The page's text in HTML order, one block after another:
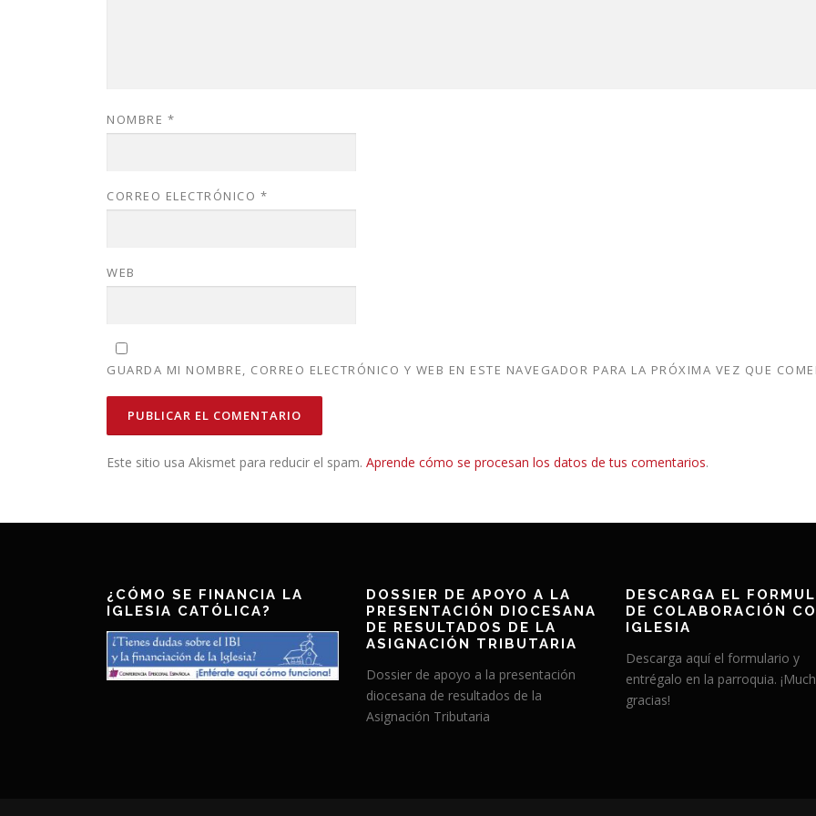
NOMBRE *
CORREO ELECTRÓNICO *
WEB
GUARDA MI NOMBRE, CORREO ELECTRÓNICO Y WEB EN ESTE NAVEGADOR PARA LA PRÓXIMA VEZ QUE
Este sitio usa Akismet para reducir el spam. Aprende cómo se procesan los datos de tus comentarios.
¿CÓMO SE FINANCIA LA
IGLESIA CATÓLICA?
DOSSIER DE APOYO A LA
PRESENTACIÓN DIOCESANA
DE RESULTADOS DE LA
ASIGNACIÓN TRIBUTARIA
Dossier de apoyo a la presentación
diocesana de resultados de la
Asignación Tributaria
DESCARGA EL
DE COLABORACIÓN
IGLESIA
Descarga aquí el formulario y
entrégalo en la parroquia.
gracias!